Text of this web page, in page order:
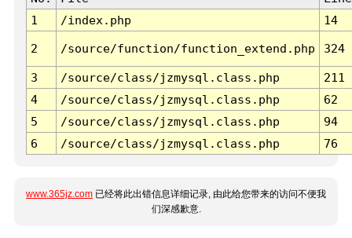
1
/index.php 14
2 /source/function/function_extend.php 324
3 /source/class/jzmysql.class.php
211
4
/source/class/jzmysql.class.php
62
5
/source/class/jzmysql.class.php
94
6
/source/class/jzmysql.class.php 76
www.365jz.com 已经将此出错信息详细记录, 由此给您带来的访问不便我
们深感歉意.